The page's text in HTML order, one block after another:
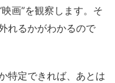
画”を観察します。そ
れるかがわかるので
特定できれば、あとは